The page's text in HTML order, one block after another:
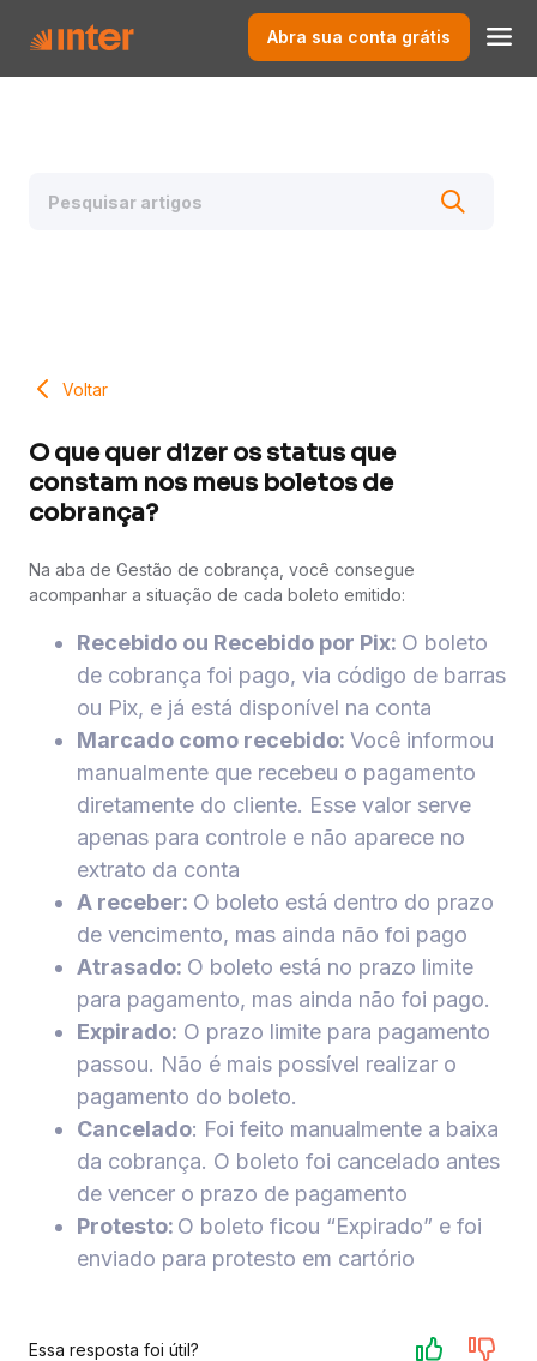
Abra sua conta grátis
Voltar
O que quer dizer os status que
constam nos meus boletos de
cobrança?
Na aba de Gestão de cobrança, você consegue
acompanhar a situação de cada boleto emitido:
Recebido ou Recebido por Pix: O boleto
de cobrança foi pago, via código de barras
ou Pix, e já está disponível na conta
Marcado como recebido: Você informou
manualmente que recebeu o pagamento
diretamente do cliente. Esse valor serve
apenas para controle e não aparece no
extrato da conta
A receber: O boleto está dentro do prazo
de vencimento, mas ainda não foi pago
Atrasado: O boleto está no prazo limite
para pagamento, mas ainda não foi pago.
Expirado: O prazo limite para pagamento
passou. Não é mais possível realizar o
pagamento do boleto.
Cancelado: Foi feito manualmente a baixa
da cobrança. O boleto foi cancelado antes
de vencer o prazo de pagamento
Protesto: O boleto ficou “Expirado” e foi
enviado para protesto em cartório
Essa resposta foi útil?